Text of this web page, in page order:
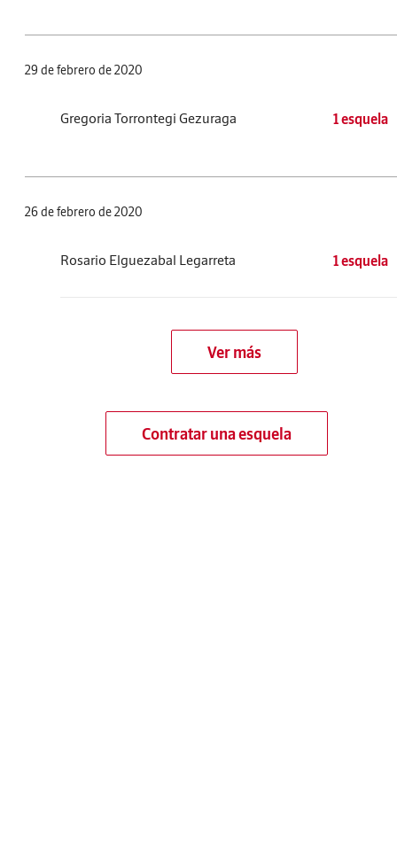
29 de febrero de 2020
Gregoria Torrontegi Gezuraga 1 esquela
26 de febrero de 2020
Rosario Elguezabal Legarreta 1 esquela
Ver más
Contratar una esquela